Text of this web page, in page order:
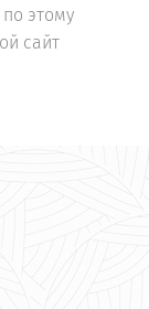
этому
сайт